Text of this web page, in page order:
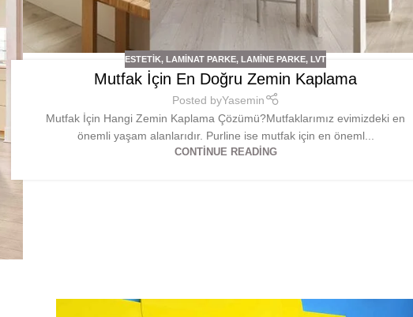
ESTETIK,LAMINAT PARKE,LAMINE PARKE,LVT
Mutfak İçin En Doğru Zemin Kaplama
Posted byYasemin
Mutfak İçin Hangi Zemin Kaplama Çözümü?Mutfaklarımız evimizdeki en
önemli yaşam alanlarıdır. Purline ise mutfak için en öneml...
CONTINUE READING